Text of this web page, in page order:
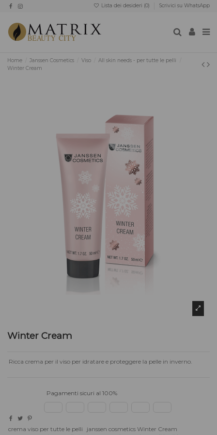
Lista dei desideri (0) Scrivici su WhatsApp
Home Janssen Cosmetics Viso
All skin needs - per tutte le pelli
Winter Cream
Winter Cream
Ricca crema per il viso per idratare e proteggere la pelle in inverno.
Pagamenti sicuri al 100%
crema viso per tutte le pelli
janssen cosmetics Winter Cream